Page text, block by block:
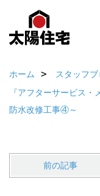
ホーム スタッフ
『アフターサービス
防水改修工事④～
前の記事